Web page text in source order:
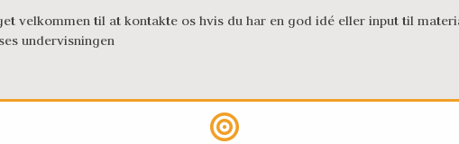
velkommen til at kontakte os hvis du har en god idé eller input til
undervisningen